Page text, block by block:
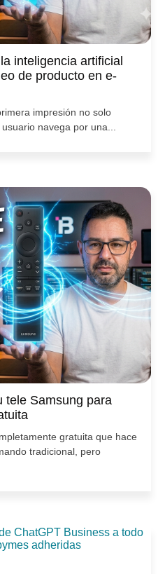
inteligencia artificial
de producto en e-
impresión no solo
navega por una...
tele Samsung para
gratuita que hace
tradicional, pero